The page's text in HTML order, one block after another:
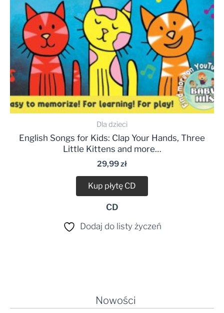
Nowości
Dla dzieci
English Songs for Kids: Clap Your Hands, Three
Little Kittens and more…
29,99zł
Kup płytę CD
CD
Dodaj do listy życzeń